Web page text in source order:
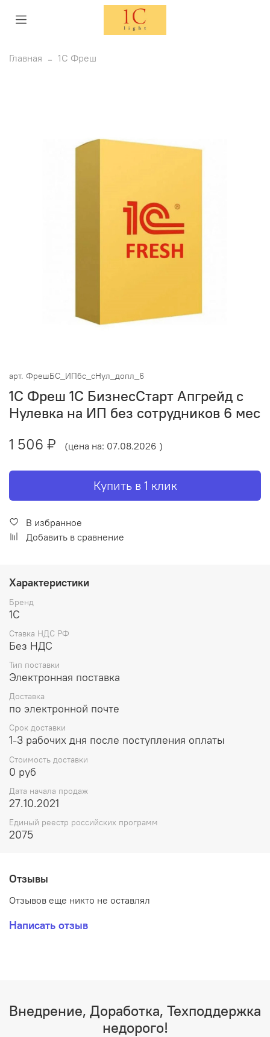
Главная 1С Фреш
арт. ФрешБС_ИПбс_сНул_допл_6
1С Фреш 1С БизнесСтарт Апгрейд с
Нулевка на ИП без сотрудников 6 мес
1 506 ₽
(цена на: 07.08.2026 )
Купить в 1 клик
В избранное
Добавить в сравнение
Характеристики
Бренд
1С
Ставка НДС РФ
Без НДС
Тип поставки
Электронная поставка
Доставка
по электронной почте
Срок доставки
1-3 рабочих дня после поступления оплаты
Стоимость доставки
0 руб
Дата начала продаж
27.10.2021
Единый реестр российских программ
2075
Отзывы
Отзывов еще никто не оставлял
Написать отзыв
Внедрение, Доработка, Техподдержка
недорого!